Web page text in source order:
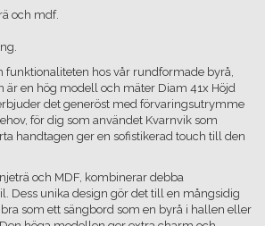
och mdf.
funktionaliteten hos vår rundformade byrå,
är en hög modell och mäter Diam 41x Höjd
det generöst med förvaringsutrymme
för dig som användet Kvarnvik som
handtagen ger en sofistikerad touch till den
och MDF, kombinerar debba
Dess unika design gör det till en mångsidig
som ett sängbord som en byrå i hallen eller